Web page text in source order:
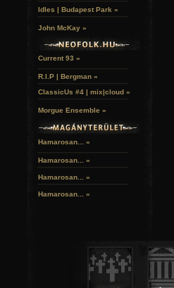
Idles | Budapest Park »
John McKay »
Current 93 »
R.I.P | Bergman »
ClassicUs #4 | mix|cloud »
Morgue Ensemble »
Hamarosan... »
Hamarosan... »
Hamarosan... »
Hamarosan... »